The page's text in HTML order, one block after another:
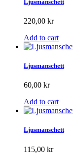
Ljusmanschett
220,00 kr
Add to cart
Ljusmanschett
60,00 kr
Add to cart
Ljusmanschett
115,00 kr